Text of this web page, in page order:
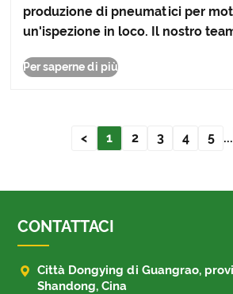
produzione di pneumatici per
un'ispezione in loco. Il nostro
accompagnamento durante
Per saperne di più
< 1 2 3 4 5 ...
CONTATTACI
 Città Dongying di Guangrao,
Shandong, Cina